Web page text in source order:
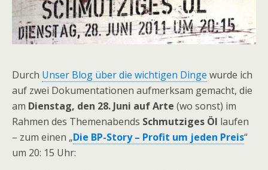
Durch Unser Blog über die wichtigen Dinge wurde ich
auf zwei Dokumentationen aufmerksam gemacht, die
am Dienstag, den 28. Juni auf Arte (wo sonst) im
Rahmen des Themenabends Schmutziges Öl laufen
– zum einen „Die BP-Story – Profit um jeden Preis“
um 20: 15 Uhr: